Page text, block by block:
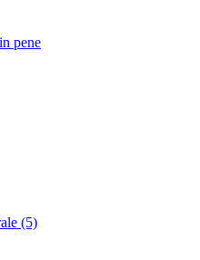
pene
(5)